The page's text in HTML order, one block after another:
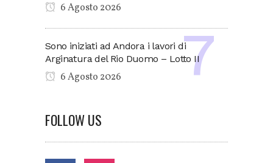
6 Agosto 2026
Sono iniziati ad Andora i lavori di
Arginatura del Rio Duomo – Lotto II
6 Agosto 2026
FOLLOW US